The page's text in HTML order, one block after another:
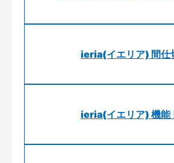
ieria(イエリア) 間仕
ieria(イエリア) 機能